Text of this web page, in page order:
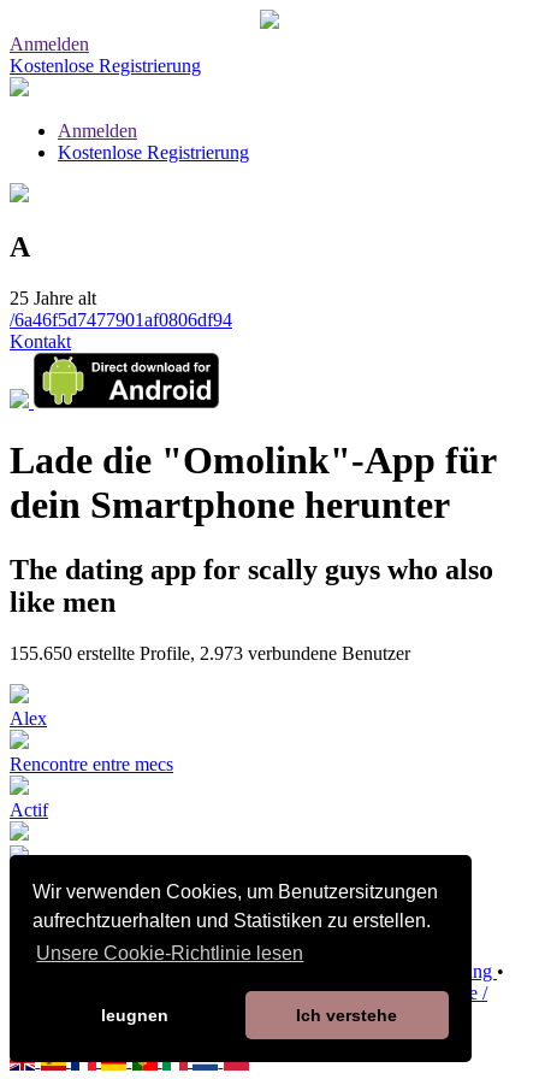
Wir verwenden Cookies, um Benutzersitzungen
aufrechtzuerhalten und Statistiken zu erstellen.
Unsere Cookie-Richtlinie lesen
leugnen Ich verstehe
Anmelden
Kostenlose Registrierung
Anmelden
Kostenlose Registrierung
A
25 Jahre alt
/6a46f5d7477901af0806df94
Kontakt
Lade die "Omolink"-App für
dein Smartphone herunter
The dating app for scally guys who also
like men
155.650 erstellte Profile, 2.973 verbundene Benutzer
Alex
Rencontre entre mecs
Actif
🇩🇿🔝BI
Daddyrebeu en couple avec...
Datenschutzerklärung •
Richtlinie zur Kindersicherheit•Hilfe /